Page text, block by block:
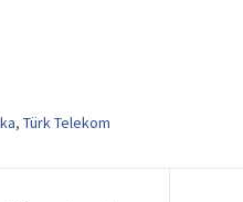
, Türk Telekom